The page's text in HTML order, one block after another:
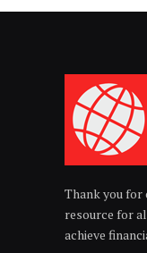
Thank you for
resource for
achieve